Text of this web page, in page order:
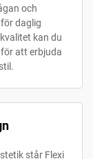
och
daglig
kan du
att erbjuda
står Flexi